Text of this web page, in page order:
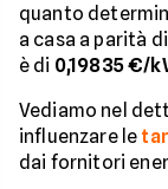
quanto
a casa a parità
è di 0,19835 €/
Vediamo nel
influenzare le
dai fornitori